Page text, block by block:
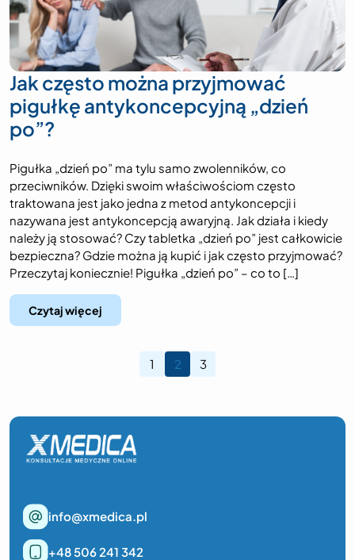
Jak często można przyjmować
pigułkę antykoncepcyjną „dzień
po”?
Pigułka „dzień po” ma tylu samo zwolenników, co
przeciwników. Dzięki swoim właściwościom często
traktowana jest jako jedna z metod antykoncepcji i
nazywana jest antykoncepcją awaryjną. Jak działa i kiedy
należy ją stosować? Czy tabletka „dzień po” jest całkowicie
bezpieczna? Gdzie można ją kupić i jak często przyjmować?
Przeczytaj koniecznie! Pigułka „dzień po” – co to […]
Czytaj więcej
1 2 3
info@xmedica.pl
+48 506 241 342